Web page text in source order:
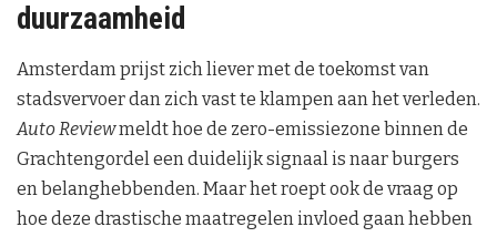
duurzaamheid
Amsterdam prijst zich liever met de toekomst van
stadsvervoer dan zich vast te klampen aan het verleden.
Auto Reviewmeldt hoe de zero-emissiezone binnen de
Grachtengordel een duidelijk signaal is naar burgers
en belanghebbenden. Maar het roept ook de vraag op
hoe deze drastische maatregelen invloed gaan hebben